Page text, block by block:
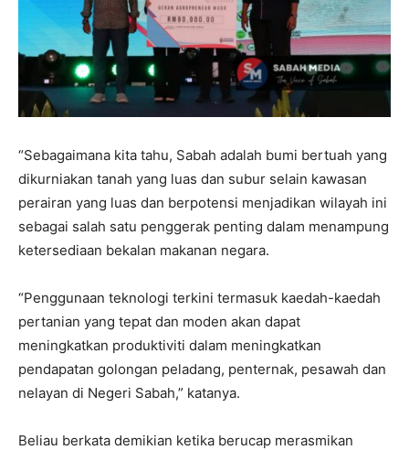
“Sebagaimana kita tahu, Sabah adalah bumi bertuah yang
dikurniakan tanah yang luas dan subur selain kawasan
perairan yang luas dan berpotensi menjadikan wilayah ini
sebagai salah satu penggerak penting dalam menampung
ketersediaan bekalan makanan negara.
“Penggunaan teknologi terkini termasuk kaedah-kaedah
pertanian yang tepat dan moden akan dapat
meningkatkan produktiviti dalam meningkatkan
pendapatan golongan peladang, penternak, pesawah dan
nelayan di Negeri Sabah,” katanya.
Beliau berkata demikian ketika berucap merasmikan